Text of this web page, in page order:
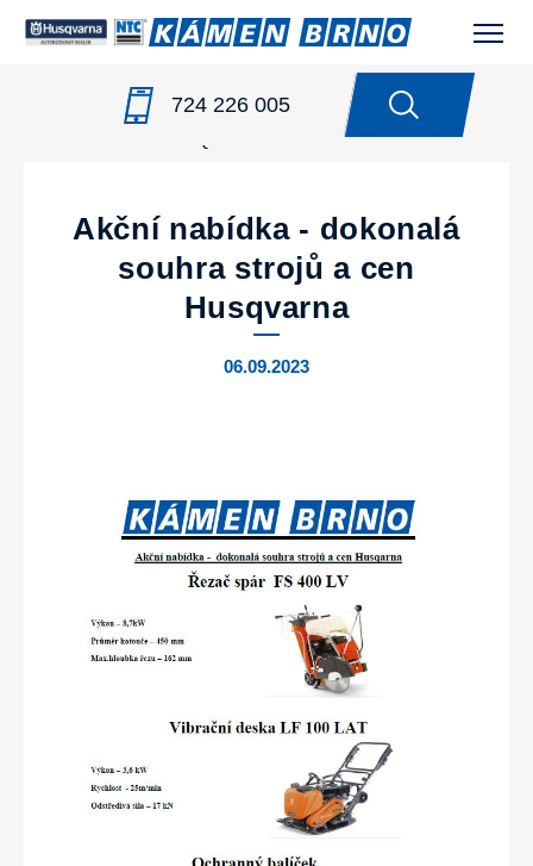
724 226 005
AKČNÍ NABÍDKA - DOKONALÁ SOUHRA
Akční nabídka - dokonalá
souhra strojů a cen
Husqvarna
06.09.2023